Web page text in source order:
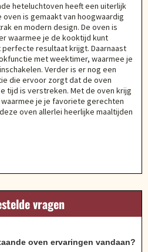
heteluchtoven heeft een uiterlijk
is gemaakt van hoogwaardig
en modern design. De oven is
waarmee je de kooktijd kunt
resultaat krijgt. Daarnaast
met weektimer, waarmee je
Verder is er nog een
die ervoor zorgt dat de oven
tijd is verstreken. Met de oven krijg
je je favoriete gerechten
oven allerlei heerlijke maaltijden
vragen
oven ervaringen vandaan?